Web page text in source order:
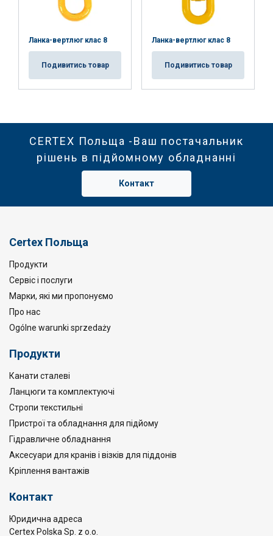
Ланка-вертлюг клас 8
Подивитись товар
Ланка-вертлюг клас 8
Подивитись товар
CERTEX Польща -Ваш постачальник
рішень в підйомному обладнанні
Контакт
Certex Польща
Продукти
Сервіс і послуги
Марки, які ми пропонуємо
Про нас
Ogólne warunki sprzedaży
Продукти
Канати сталеві
Ланцюги та комплектуючі
Стропи текстильні
Пристрої та обладнання для підйому
Гідравличне обладнання
Аксесуари для кранів і візків для піддонів
Кріплення вантажів
Контакт
Юридична адреса
Certex Polska Sp. z o.o.